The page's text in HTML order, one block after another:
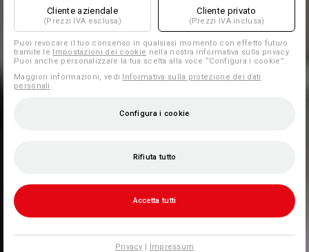
Cliente aziendale
(Prezzi IVA esclusa)
Cliente privato
(Prezzi IVA inclusa)
Puoi revocare il tuo consenso in qualsiasi momento con effetto futuro
tramite le Impostazioni dei cookie nella nostra informativa sulla privacy.
Puoi anche personalizzare la tua scelta alla voce “Configura i cookie”.
Maggiori informazioni, vedi Informativa sulla protezione dei dati
personali
Configura i cookie
Rifiuta tutto
Accetta tutti
Privacy | Impressum